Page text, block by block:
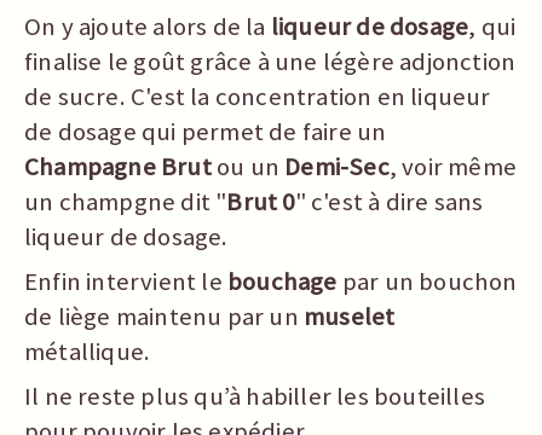
On y ajoute alors de la liqueur de dosage, qui
finalise le goût grâce à une légère adjonction
de sucre. C'est la concentration en liqueur
de dosage qui permet de faire un
Champagne Brutou un Demi-Sec, voir même
un champgne dit "Brut 0" c'est à dire sans
liqueur de dosage.
Enfin intervient le bouchage par un bouchon
de liège maintenu par un muselet
métallique.
Il ne reste plus qu’à habiller les bouteilles